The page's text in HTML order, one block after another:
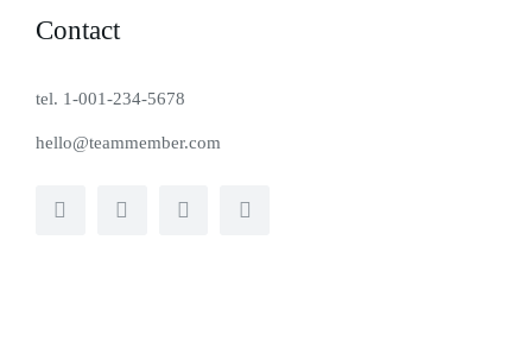
Contact
tel. 1-001-234-5678
hello@teammember.com